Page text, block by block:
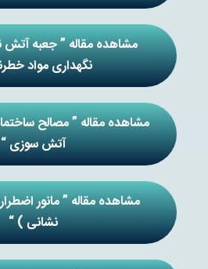
مشاهده مقاله ” جعبه
نگهداری مواد
مشاهده مقاله ” مصالح
آتش سوزی “
مشاهده مقاله ” مانور
نشانی ) “